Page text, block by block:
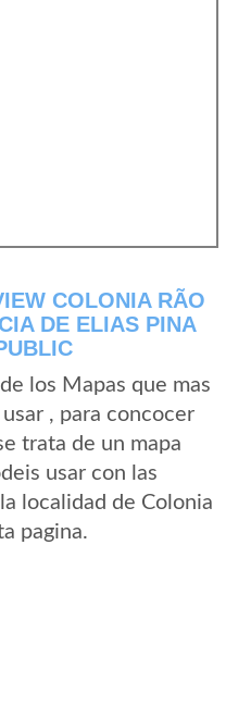
COLONIA RÃ­O
DE ELIAS PINA
los Mapas que mas
, para concocer
trata de un mapa
usar con las
localidad de Colonia
pagina.